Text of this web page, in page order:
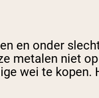
en onder
metalen niet
wei te kopen.